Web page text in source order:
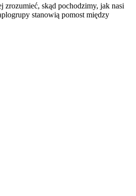
skąd pochodzimy, jak nasi
stanowią pomost między